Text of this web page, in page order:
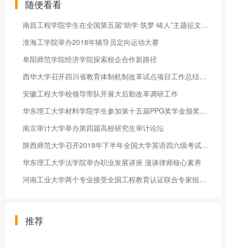
随便看看
南昌工程学院学生在全国第五届“助学·筑梦·铸人”主题征文中荣
淮海工学院举办2018年辅导员定向运动大赛
阜阳师范学院经济学院探索校企合作新路径
西华大学召开四川省教育体制机制改革试点项目工作总结和推进会
安徽工程大学校领导带队开展大后勤改革调研工作
华东理工大学材料学院学生参加第十五届PPG奖学金颁奖典礼
南京审计大学举办第四届高校研究生审计论坛
陕西师范大学召开2018年下半年全国大学英语四六级考试协调会
华东理工大学法学院举办职业发展讲座 漫谈律师核心素养
河南工业大学两个专业接受全国工程教育认证联合专家组现场考查
推荐